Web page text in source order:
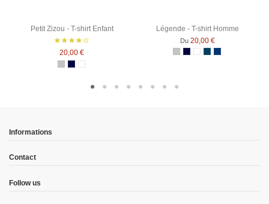
Petit Zizou - T-shirt Enfant
20,00 €
Gris Chiné
Bleu Marine
Blanc
Légende - T-shirt Homme
Du 20,00 €
Gris Chiné
Bleu Marine
BlancDenimBleu Marine
Informations
Contact
Follow us